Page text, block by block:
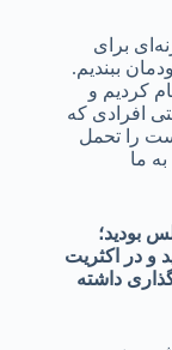
برای
ببندیم.
کردیم و
افرادی که
را تحمل
ما
بودید؛
و در اکثریت
داشته